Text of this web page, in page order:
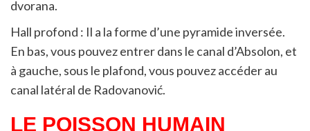
dvorana.
Hall profond : Il a la forme d’une pyramide inversée.
En bas, vous pouvez entrer dans le canal d’Absolon, et
à gauche, sous le plafond, vous pouvez accéder au
canal latéral de Radovanović.
LE POISSON HUMAIN